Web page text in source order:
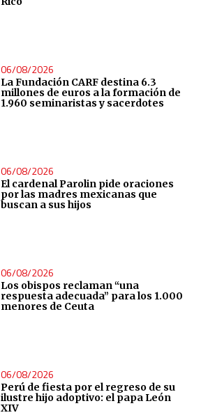
06/08/2026
La Fundación CARF destina 6.3
millones de euros a la formación de
1.960 seminaristas y sacerdotes
06/08/2026
El cardenal Parolin pide oraciones
por las madres mexicanas que
buscan a sus hijos
06/08/2026
Los obispos reclaman “una
respuesta adecuada” para los 1.000
menores de Ceuta
06/08/2026
Perú de fiesta por el regreso de su
ilustre hijo adoptivo: el papa León
XIV